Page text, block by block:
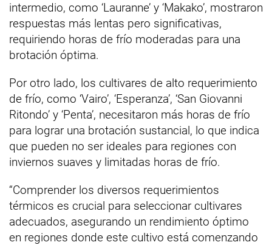
intermedio, como ‘Lauranne’ y ‘Makako’, mostraron
respuestas más lentas pero significativas,
requiriendo horas de frío moderadas para una
brotación óptima.
Por otro lado, los cultivares de alto requerimiento
de frío, como ‘Vairo’, ‘Esperanza’, ‘San Giovanni
Ritondo’ y ‘Penta’, necesitaron más horas de frío
para lograr una brotación sustancial, lo que indica
que pueden no ser ideales para regiones con
inviernos suaves y limitadas horas de frío.
“Comprender los diversos requerimientos
térmicos es crucial para seleccionar cultivares
adecuados, asegurando un rendimiento óptimo
en regiones donde este cultivo está comenzando